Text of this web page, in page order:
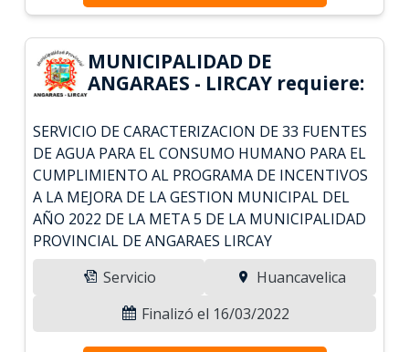
MUNICIPALIDAD DE
ANGARAES - LIRCAY requiere:
SERVICIO DE CARACTERIZACION DE 33 FUENTES
DE AGUA PARA EL CONSUMO HUMANO PARA EL
CUMPLIMIENTO AL PROGRAMA DE INCENTIVOS
A LA MEJORA DE LA GESTION MUNICIPAL DEL
AÑO 2022 DE LA META 5 DE LA MUNICIPALIDAD
PROVINCIAL DE ANGARAES LIRCAY
Servicio
Huancavelica
Finalizó el 16/03/2022